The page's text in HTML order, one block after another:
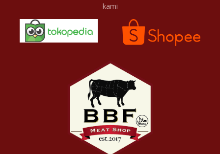
kami